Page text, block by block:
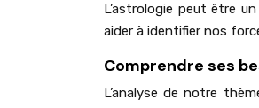
L’astrologie peut être
aider à identifier nos
Comprendre ses
L’analyse de notre